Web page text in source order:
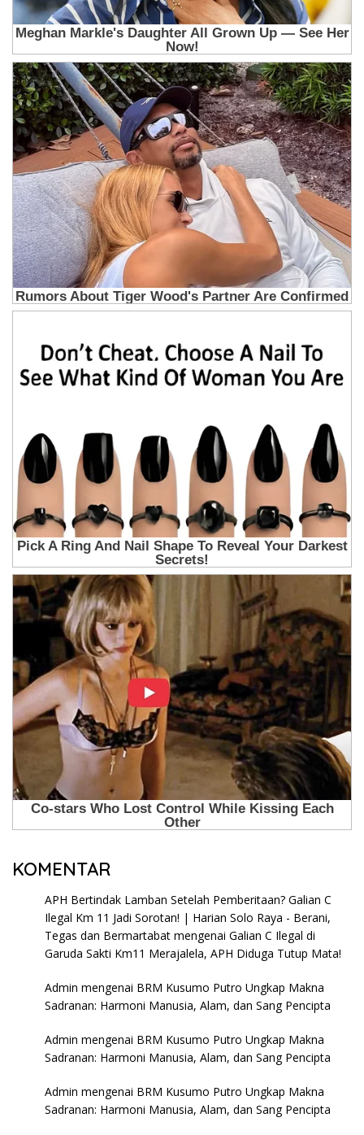
KOMENTAR
APH Bertindak Lamban Setelah Pemberitaan? Galian C
Ilegal Km 11 Jadi Sorotan! | Harian Solo Raya - Berani,
Tegas dan Bermartabat mengenai Galian C Ilegal di
Garuda Sakti Km11 Merajalela, APH Diduga Tutup Mata!
Admin mengenai BRM Kusumo Putro Ungkap Makna
Sadranan: Harmoni Manusia, Alam, dan Sang Pencipta
Admin mengenai BRM Kusumo Putro Ungkap Makna
Sadranan: Harmoni Manusia, Alam, dan Sang Pencipta
Admin mengenai BRM Kusumo Putro Ungkap Makna
Sadranan: Harmoni Manusia, Alam, dan Sang Pencipta